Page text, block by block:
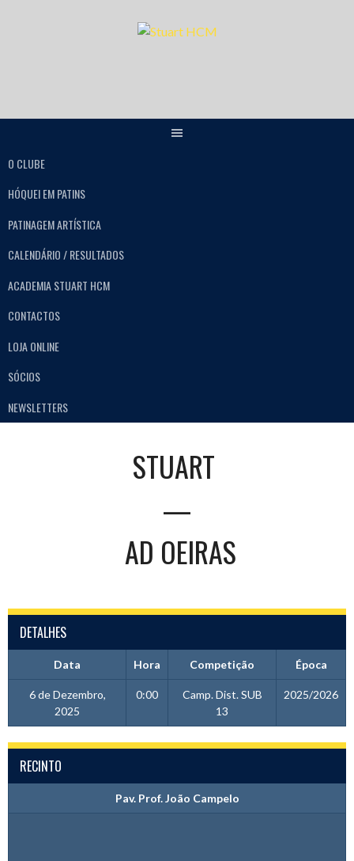
O CLUBE
HÓQUEI EM PATINS
PATINAGEM ARTÍSTICA
CALENDÁRIO / RESULTADOS
ACADEMIA STUART HCM
CONTACTOS
LOJA ONLINE
SÓCIOS
NEWSLETTERS
STUART
—
AD OEIRAS
DETALHES
Data Hora Competição Época
6 de Dezembro,
2025
0:00
Camp. Dist. SUB
13
2025/2026
RECINTO
Pav. Prof. João Campelo